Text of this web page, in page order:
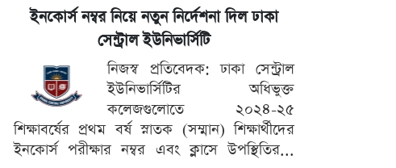
ইনকোর্স নম্বর নিয়ে নতুন নির্দেশনা দিল ঢাকা
সেন্ট্রাল ইউনিভার্সিটি
নিজস্ব প্রতিবেদক: ঢাকা সেন্ট্রাল
ইউনিভার্সিটির অধিভুক্ত
কলেজগুলোতে ২০২৪-২৫
শিক্ষাবর্ষের প্রথম বর্ষ স্নাতক (সম্মান) শিক্ষার্থীদের
ইনকোর্স পরীক্ষার নম্বর এবং ক্লাসে উপস্থিতির...